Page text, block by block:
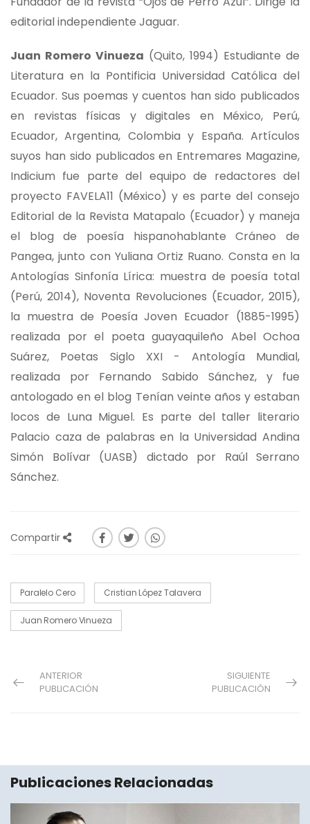
editorial independiente Jaguar.
Juan Romero Vinueza (Quito, 1994) Estudiante de
Literatura en la Pontificia Universidad Católica del
Ecuador. Sus poemas y cuentos han sido publicados
en revistas físicas y digitales en México, Perú,
Ecuador, Argentina, Colombia y España. Artículos
suyos han sido publicados en Entremares Magazine,
Indicium fue parte del equipo de redactores del
proyecto FAVELA11 (México) y es parte del consejo
Editorial de la Revista Matapalo (Ecuador) y maneja
el blog de poesía hispanohablante Cráneo de
Pangea, junto con Yuliana Ortiz Ruano. Consta en la
Antologías Sinfonía Lírica: muestra de poesía total
(Perú, 2014), Noventa Revoluciones (Ecuador, 2015),
la muestra de Poesía Joven Ecuador (1885-1995)
realizada por el poeta guayaquileño Abel Ochoa
Suárez, Poetas Siglo XXI - Antología Mundial,
realizada por Fernando Sabido Sánchez, y fue
antologado en el blog Tenían veinte años y estaban
locos de Luna Miguel. Es parte del taller literario
Palacio caza de palabras en la Universidad Andina
Simón Bolívar (UASB) dictado por Raúl Serrano
Sánchez.
Compartir
Paralelo Cero Cristian López Talavera
Juan Romero Vinueza
ANTERIOR
PUBLICACIÓN
SIGUIENTE
PUBLICACIÓN
Publicaciones Relacionadas